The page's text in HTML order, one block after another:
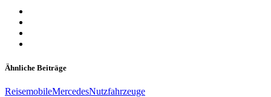
Ähnliche Beiträge
ReisemobileMercedesNutzfahrzeuge